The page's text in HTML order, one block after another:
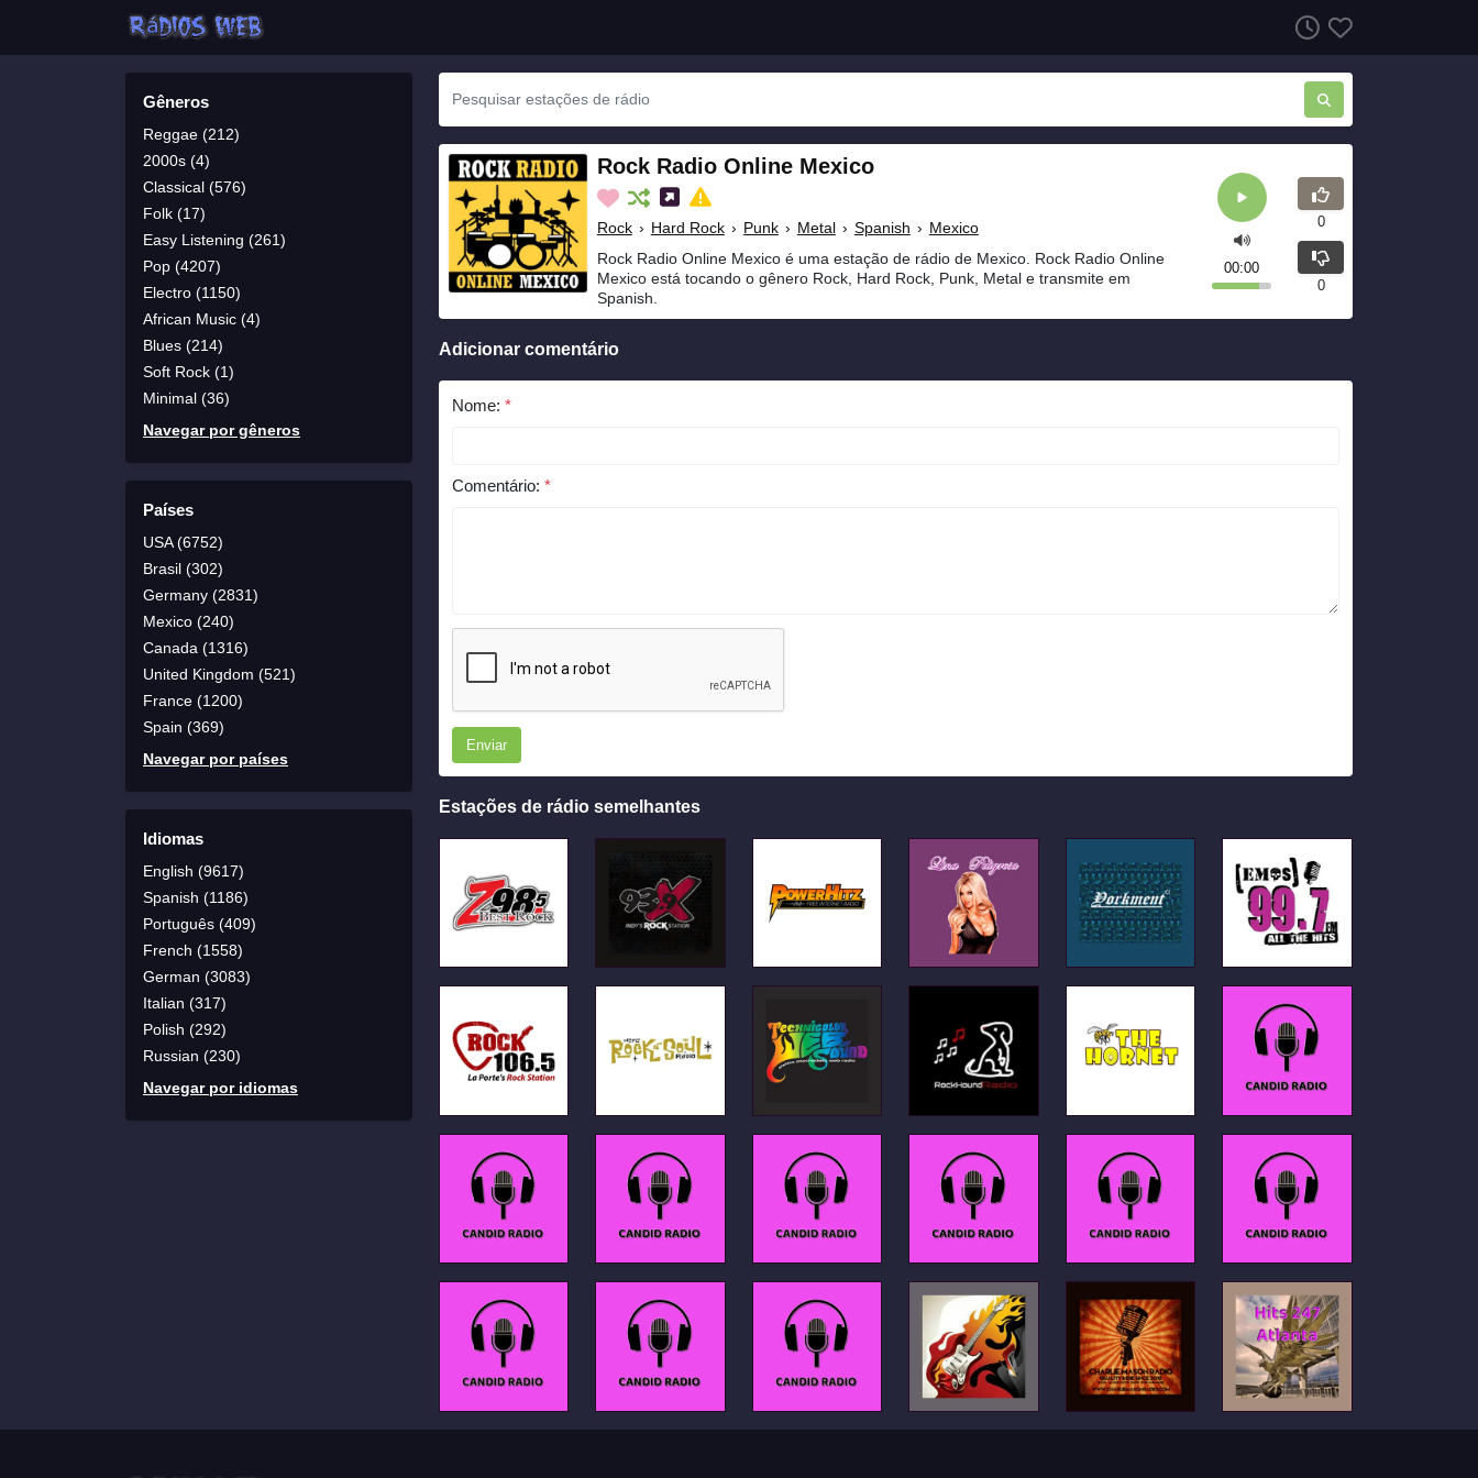
Gêneros
Reggae (212)
2000s (4)
Classical (576)
Folk (17)
Easy Listening (261)
Pop (4207)
Electro (1150)
African Music (4)
Blues (214)
Soft Rock (1)
Minimal (36)
Navegar por gêneros
Países
USA (6752)
Brasil (302)
Germany (2831)
Mexico (240)
Canada (1316)
United Kingdom (521)
France (1200)
Spain (369)
Navegar por países
Idiomas
English (9617)
Spanish (1186)
Português (409)
French (1558)
German (3083)
Italian (317)
Polish (292)
Russian (230)
Navegar por idiomas
Rock Radio Online Mexico
Rock › Hard Rock › Punk › Metal › Spanish › Mexico
Rock Radio Online Mexico é uma estação de rádio de Mexico. Rock Radio Online
Mexico está tocando o gênero Rock, Hard Rock, Punk, Metal e transmite em
Spanish.
00:00
0
0
Adicionar comentário
Nome: *
Comentário: *
Enviar
Estações de rádio semelhantes